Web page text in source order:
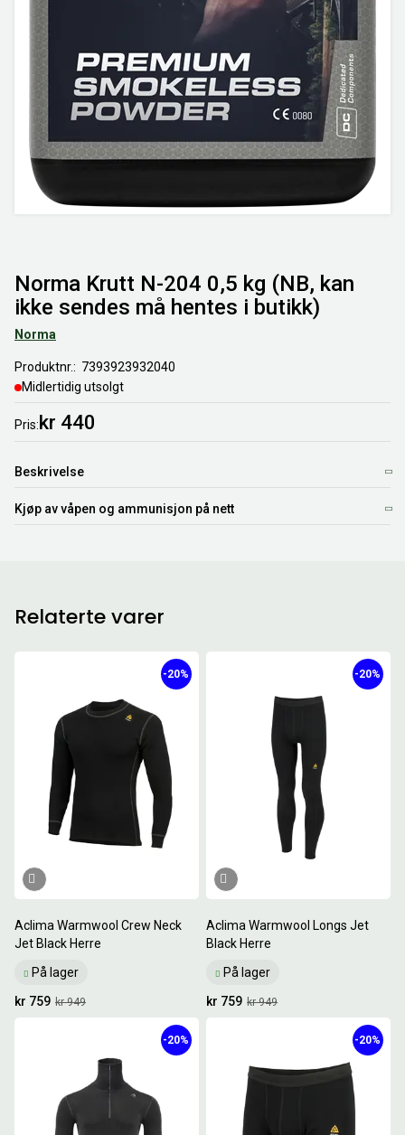
Norma Krutt N-204 0,5 kg (NB, kan
ikke sendes må hentes i butikk)
Norma
Produktnr.
7393923932040
Midlertidig utsolgt
Pris kr 440
Beskrivelse
Kjøp av våpen og ammunisjon på nett
Relaterte varer
Aclima Warmwool Crew Neck
Jet Black Herre
På lager
-20%
kr 949
kr 759
Aclima Warmwool Longs Jet
Black Herre
På lager
-20%
kr 949
kr 759
-20% -20%